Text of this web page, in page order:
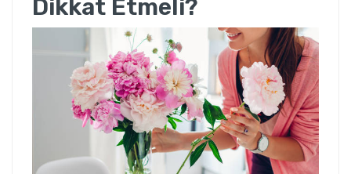
Dikkat Etmeli?